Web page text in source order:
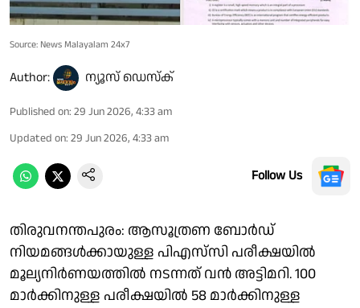
Source: News Malayalam 24x7
Author: ന്യൂസ് ഡെസ്ക്
Published on: 29 Jun 2026, 4:33 am
Updated on: 29 Jun 2026, 4:33 am
Follow Us
തിരുവനന്തപുരം: ആസൂത്രണ ബോര്‍ഡ്
നിയമങ്ങൾക്കായുള്ള പിഎസ്‌സി പരീക്ഷയിൽ
മൂല്യനിര്‍ണയത്തില്‍ നടന്നത് വന്‍ അട്ടിമറി. 100
മാര്‍ക്കിനുള്ള പരീക്ഷയില്‍ 58 മാര്‍ക്കിനുള്ള